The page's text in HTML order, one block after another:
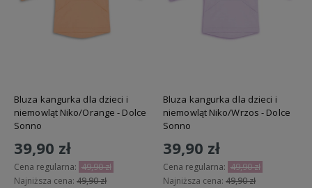
Bluza kangurka dla dzieci i
niemowląt Niko/Orange - Dolce
Sonno
39,90 zł
Cena regularna: 49,90 zł
Najniższa cena: 49,90 zł
Bluza kangurka dla dzieci i
niemowląt Niko/Wrzos - Dolce
Sonno
39,90 zł
Cena regularna: 49,90 zł
Najniższa cena: 49,90 zł